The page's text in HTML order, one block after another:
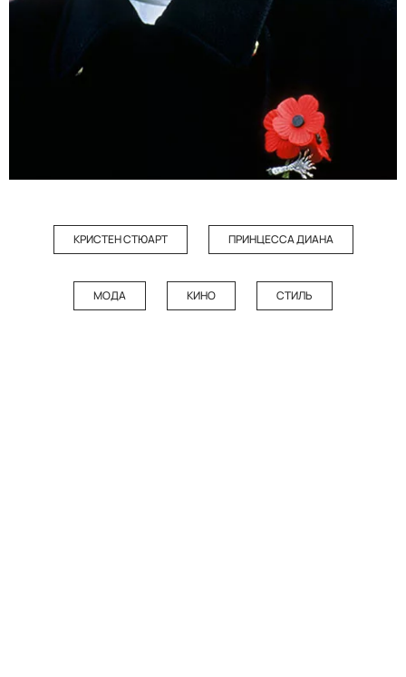
КРИСТЕН СТЮАРТ ПРИНЦЕССА ДИАНА
МОДА КИНО СТИЛЬ